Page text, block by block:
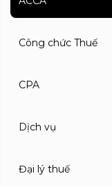
Công chức Thuế
CPA
Dịch vụ
Đại lý thuế